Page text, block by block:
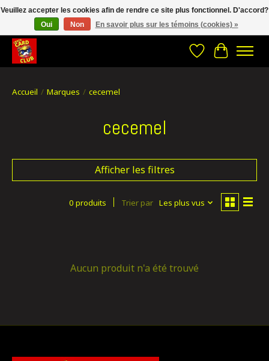
CRACH CARD CLUB , The best place to Geek out!
Liste dePanier
Accueil / Marques / cecemel
cecemel
Afficher les filtres
0 produits Trier par Les plus vus
Aucun produit n'a été trouvé
Veuillez accepter les cookies afin de rendre ce site plus fonctionnel. D'accord?
Oui
Non En savoir plus sur les témoins (cookies) »